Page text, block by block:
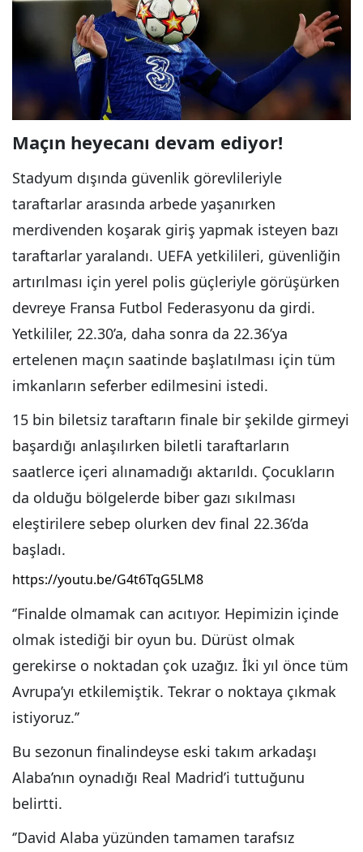
Maçın heyecanı devam ediyor!
Stadyum dışında güvenlik görevlileriyle
taraftarlar arasında arbede yaşanırken
merdivenden koşarak giriş yapmak isteyen bazı
taraftarlar yaralandı. UEFA yetkilileri, güvenliğin
artırılması için yerel polis güçleriyle görüşürken
devreye Fransa Futbol Federasyonu da girdi.
Yetkililer, 22.30’a, daha sonra da 22.36’ya
ertelenen maçın saatinde başlatılması için tüm
imkanların seferber edilmesini istedi.
15 bin biletsiz taraftarın finale bir şekilde girmeyi
başardığı anlaşılırken biletli taraftarların
saatlerce içeri alınamadığı aktarıldı. Çocukların
da olduğu bölgelerde biber gazı sıkılması
eleştirilere sebep olurken dev final 22.36’da
başladı.
https://youtu.be/G4t6TqG5LM8
‘’Finalde olmamak can acıtıyor. Hepimizin içinde
olmak istediği bir oyun bu. Dürüst olmak
gerekirse o noktadan çok uzağız. İki yıl önce tüm
Avrupa’yı etkilemiştik. Tekrar o noktaya çıkmak
istiyoruz.’’
Bu sezonun finalindeyse eski takım arkadaşı
Alaba’nın oynadığı Real Madrid’i tuttuğunu
belirtti.
‘’David Alaba yüzünden tamamen tarafsız